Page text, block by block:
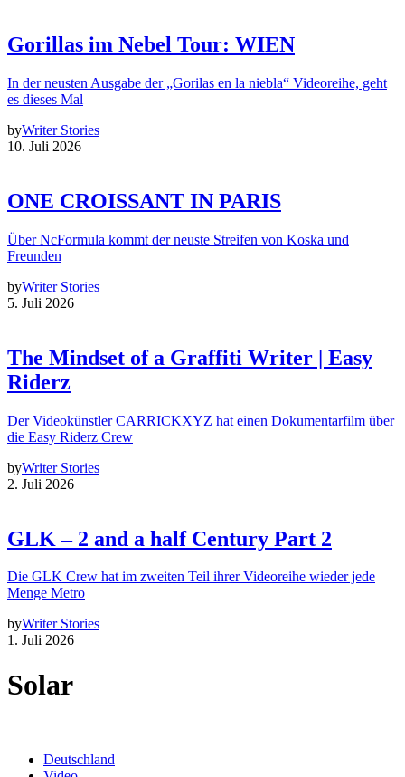
Gorillas im Nebel Tour: WIEN
In der neusten Ausgabe der „Gorilas en la niebla“ Videoreihe, geht
es dieses Mal
byWriter Stories
10. Juli 2026
ONE CROISSANT IN PARIS
Über NcFormula kommt der neuste Streifen von Koska und
Freunden
byWriter Stories
5. Juli 2026
The Mindset of a Graffiti Writer | Easy
Riderz
Der Videokünstler CARRICKXYZ hat einen Dokumentarfilm über
die Easy Riderz Crew
byWriter Stories
2. Juli 2026
GLK – 2 and a half Century Part 2
Die GLK Crew hat im zweiten Teil ihrer Videoreihe wieder jede
Menge Metro
byWriter Stories
1. Juli 2026
Solar
Deutschland